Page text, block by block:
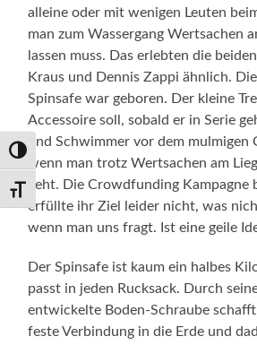
Umschalten auf hohe Kontraste
Schrift vergrößern
alleine oder mit wenigen Leuten
man zum Wassergang Wertsachen
lassen muss. Das erlebten die
Kraus und Dennis Zappi ähnlich.
Spinsafe war geboren. Der kleine
Accessoire soll, sobald er in Serie
und Schwimmer vor dem mulmigen
wenn man trotz Wertsachen am
geht. Die Crowdfunding Kampagne
erfüllte ihr Ziel leider nicht, was
wenn man uns fragt. Ist eine geile
Der Spinsafe ist kaum ein halbes
passt in jeden Rucksack. Durch
entwickelte Boden-Schraube
feste Verbindung in die Erde und